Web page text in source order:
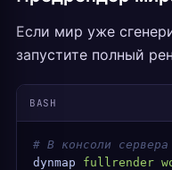
Если мир уже
запустите полный
BASH
# В консоли
dynmap fullrender